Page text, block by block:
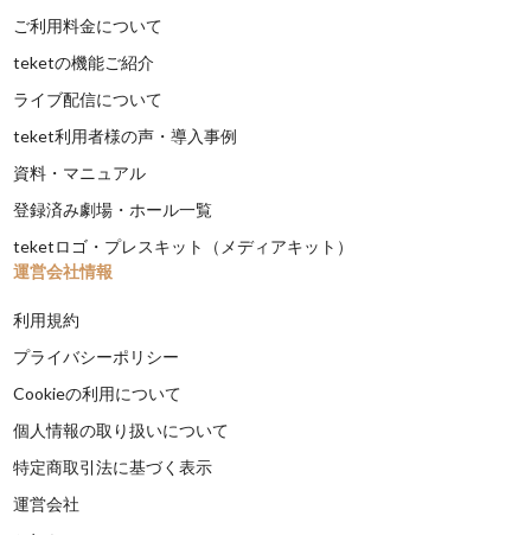
ご利用料金について
teketの機能ご紹介
ライブ配信について
teket利用者様の声・導入事例
資料・マニュアル
登録済み劇場・ホール一覧
teketロゴ・プレスキット（メディアキット）
運営会社情報
利用規約
プライバシーポリシー
Cookieの利用について
個人情報の取り扱いについて
特定商取引法に基づく表示
運営会社